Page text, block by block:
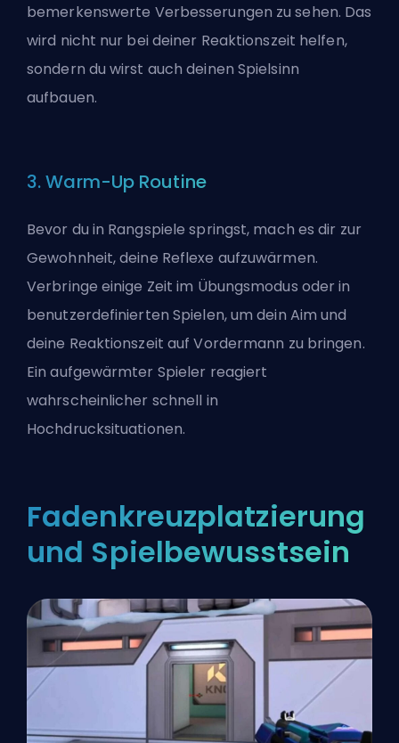
bemerkenswerte Verbesserungen zu sehen. Das
wird nicht nur bei deiner Reaktionszeit helfen,
sondern du wirst auchdeinen Spielsinn
aufbauen.
3. Warm-Up Routine
Bevor du in Rangspiele springst, mach es dir zur
Gewohnheit, deine Reflexe aufzuwärmen.
Verbringe einige Zeit im Übungsmodus oder in
benutzerdefinierten Spielen, um dein Aim und
deine Reaktionszeit auf Vordermann zu bringen.
Ein aufgewärmter Spieler reagiert
wahrscheinlicher schnell in
Hochdrucksituationen.
Fadenkreuzplatzierung
und Spielbewusstsein